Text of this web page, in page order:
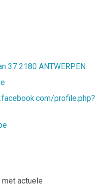
37 2180 ANTWERPEN
profile.php?
actuele